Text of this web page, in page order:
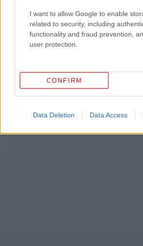
I want to allow Google to enable
related to security, including
functionality and fraud prevention,
user protection.
CONFIRM
Data Deletion Data Access
εξέδωσε αναφέρει ότι έχει
έρευνα για «ανθρωποκτονία που
τρομοκρατική επιχείρηση» και
εγκληματικής, τρομοκρατικής